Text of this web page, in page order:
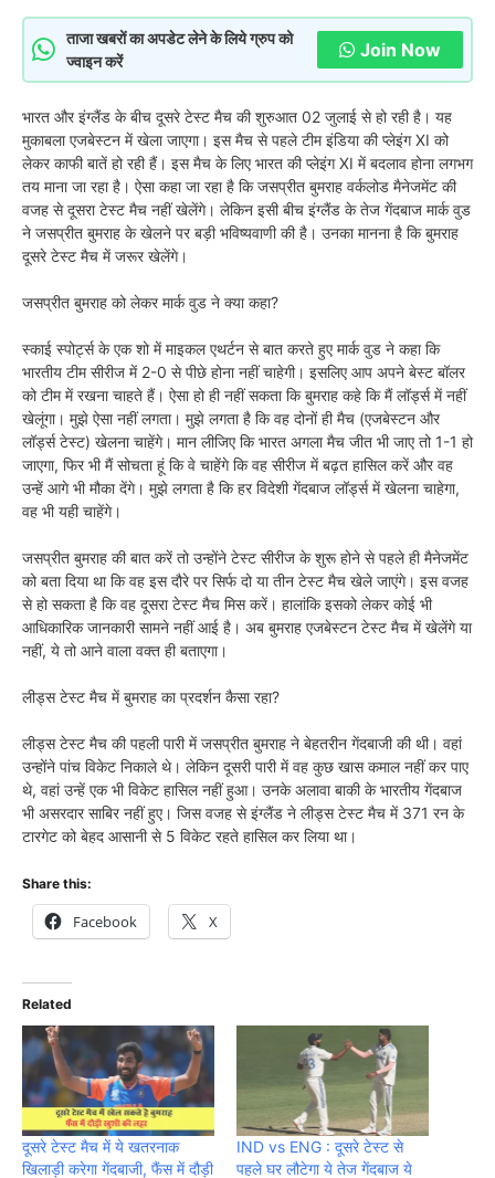
ताजा खबरों का अपडेट लेने के लिये ग्रुप को
ज्वाइन करें
Join Now
भारत और इंग्लैंड के बीच दूसरे टेस्ट मैच की शुरुआत 02 जुलाई से हो रही है। यह
मुकाबला एजबेस्टन में खेला जाएगा। इस मैच से पहले टीम इंडिया की प्लेइंग XI को
लेकर काफी बातें हो रही हैं। इस मैच के लिए भारत की प्लेइंग XI में बदलाव होना लगभग
तय माना जा रहा है। ऐसा कहा जा रहा है कि जसप्रीत बुमराह वर्कलोड मैनेजमेंट की
वजह से दूसरा टेस्ट मैच नहीं खेलेंगे। लेकिन इसी बीच इंग्लैंड के तेज गेंदबाज मार्क वुड
ने जसप्रीत बुमराह के खेलने पर बड़ी भविष्यवाणी की है। उनका मानना है कि बुमराह
दूसरे टेस्ट मैच में जरूर खेलेंगे।
जसप्रीत बुमराह को लेकर मार्क वुड ने क्या कहा?
स्काई स्पोर्ट्स के एक शो में माइकल एथर्टन से बात करते हुए मार्क वुड ने कहा कि
भारतीय टीम सीरीज में 2-0 से पीछे होना नहीं चाहेगी। इसलिए आप अपने बेस्ट बॉलर
को टीम में रखना चाहते हैं। ऐसा हो ही नहीं सकता कि बुमराह कहे कि मैं लॉर्ड्स में नहीं
खेलूंगा। मुझे ऐसा नहीं लगता। मुझे लगता है कि वह दोनों ही मैच (एजबेस्टन और
लॉर्ड्स टेस्ट) खेलना चाहेंगे। मान लीजिए कि भारत अगला मैच जीत भी जाए तो 1-1 हो
जाएगा, फिर भी मैं सोचता हूं कि वे चाहेंगे कि वह सीरीज में बढ़त हासिल करें और वह
उन्हें आगे भी मौका देंगे। मुझे लगता है कि हर विदेशी गेंदबाज लॉर्ड्स में खेलना चाहेगा,
वह भी यही चाहेंगे।
जसप्रीत बुमराह की बात करें तो उन्होंने टेस्ट सीरीज के शुरू होने से पहले ही मैनेजमेंट
को बता दिया था कि वह इस दौरे पर सिर्फ दो या तीन टेस्ट मैच खेले जाएंगे। इस वजह
से हो सकता है कि वह दूसरा टेस्ट मैच मिस करें। हालांकि इसको लेकर कोई भी
आधिकारिक जानकारी सामने नहीं आई है। अब बुमराह एजबेस्टन टेस्ट मैच में खेलेंगे या
नहीं, ये तो आने वाला वक्त ही बताएगा।
लीड्स टेस्ट मैच में बुमराह का प्रदर्शन कैसा रहा?
लीड्स टेस्ट मैच की पहली पारी में जसप्रीत बुमराह ने बेहतरीन गेंदबाजी की थी। वहां
उन्होंने पांच विकेट निकाले थे। लेकिन दूसरी पारी में वह कुछ खास कमाल नहीं कर पाए
थे, वहां उन्हें एक भी विकेट हासिल नहीं हुआ। उनके अलावा बाकी के भारतीय गेंदबाज
भी असरदार साबिर नहीं हुए। जिस वजह से इंग्लैंड ने लीड्स टेस्ट मैच में 371 रन के
टारगेट को बेहद आसानी से 5 विकेट रहते हासिल कर लिया था।
Share this:
Facebook X
Related
दूसरे टेस्ट मैच में ये खतरनाक
खिलाड़ी करेगा गेंदबाजी, फैंस में दौड़ी
IND vs ENG : दूसरे टेस्ट से
पहले घर लौटेगा ये तेज गेंदबाज ये